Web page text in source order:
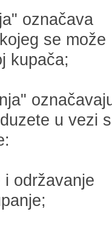
označava
se može
kupača;
u vezi s
održavanje